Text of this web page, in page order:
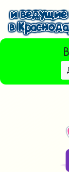
и ведущие
в